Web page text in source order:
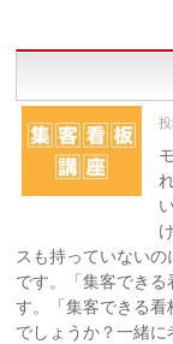
スも持っていない
です。「集客でき
す。「集客できる
でしょうか？一緒に